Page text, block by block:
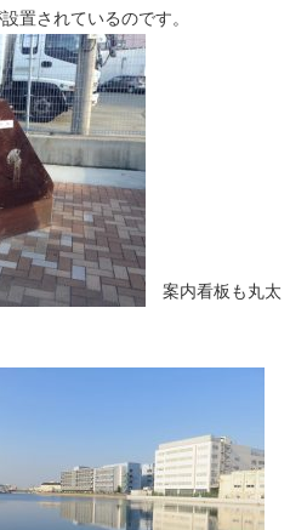
置されているのです。
案内看板も丸太